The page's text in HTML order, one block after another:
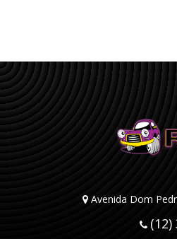
Avenida Dom
(12)